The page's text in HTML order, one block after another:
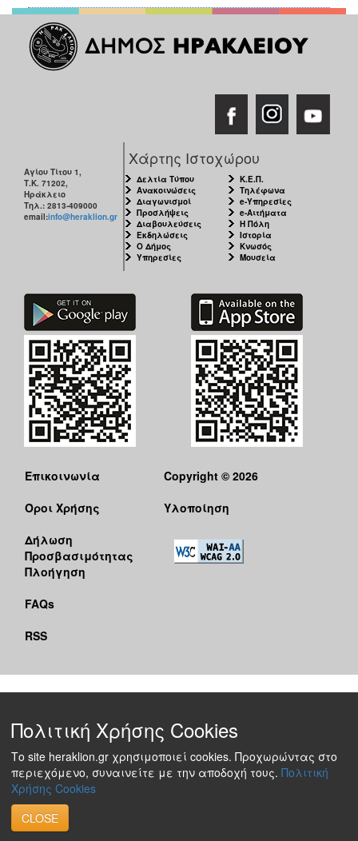
Αγίου Τίτου 1,
Τ.Κ. 71202,
Ηράκλειο
Τηλ.: 2813-409000
email:info@heraklion.gr
Χάρτης Ιστοχώρου
Δελτία Τύπου
Ανακοινώσεις
Διαγωνισμοί
Προσλήψεις
Διαβουλεύσεις
Εκδηλώσεις
Ο Δήμος
Υπηρεσίες
Κ.Ε.Π.
Τηλέφωνα
e-Υπηρεσίες
e-Αιτήματα
Η Πόλη
Ιστορία
Κνωσός
Μουσεία
Επικοινωνία
Όροι Χρήσης
Δήλωση
Προσβασιμότητας
Πλοήγηση
FAQs
RSS
Copyright © 2026
Υλοποίηση
Πολιτική Χρήσης Cookies
Το site heraklion.gr χρησιμοποιεί cookies. Προχωρώντας στο
περιεχόμενο, συναινείτε με την αποδοχή τους. Πολιτική
Χρήσης Cookies
CLOSE